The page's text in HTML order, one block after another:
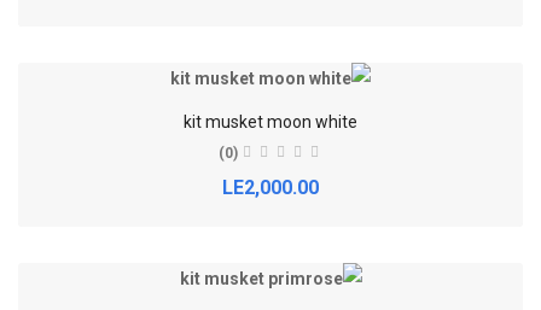
kit musket moon white
(0)
LE2,000.00